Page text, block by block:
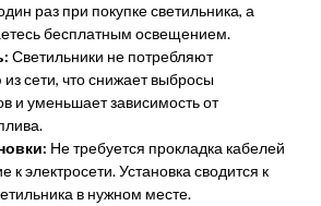
раз при покупке светильника, а
бесплатным освещением.
Светильники не потребляют
сети, что снижает выбросы
и уменьшает зависимость от
Не требуется прокладка кабелей
к электросети. Установка сводится к
в нужном месте.